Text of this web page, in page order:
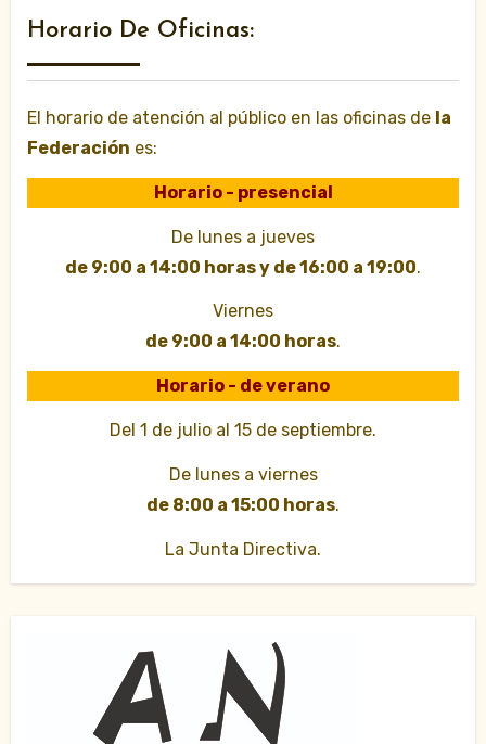
Horario De Oficinas:
El horario de atención al público en las oficinas de la
Federación es:
Horario - presencial
De lunes a jueves
de 9:00 a 14:00 horas y de 16:00 a 19:00.
Viernes
de 9:00 a 14:00 horas.
Horario - de verano
Del 1 de julio al 15 de septiembre.
De lunes a viernes
de 8:00 a 15:00 horas.
La Junta Directiva.